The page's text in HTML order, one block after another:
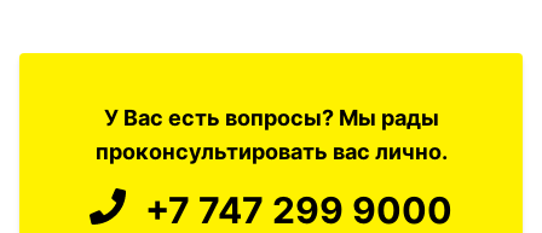
У Вас есть вопросы? Мы рады
проконсультировать вас лично.
+7 747 299 9000